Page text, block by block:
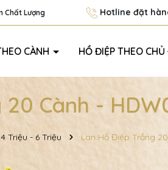
Chất Lượng Hotline đặt
CÀNH HỒ ĐIỆP THEO CHỦ
Cành -
Triệu - 6 Triệu Lan Hồ Điệp Trắng